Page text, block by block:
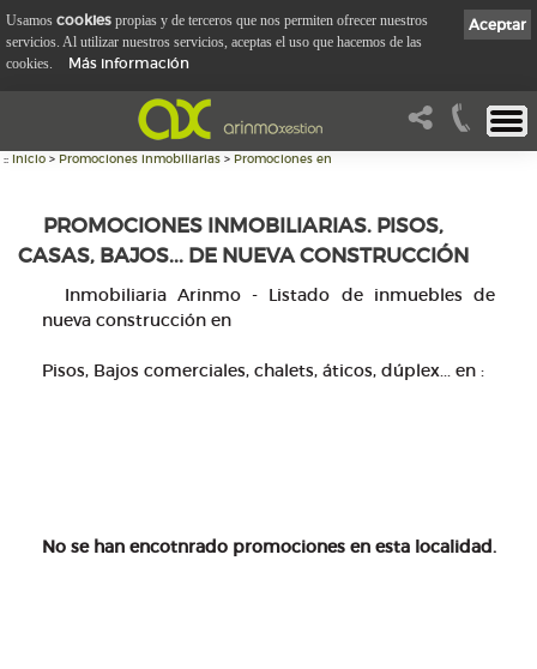
:: Inicio > Promociones inmobiliarias > Promociones en
PROMOCIONES INMOBILIARIAS. PISOS,
CASAS, BAJOS... DE NUEVA CONSTRUCCIÓN
Inmobiliaria Arinmo - Listado de inmuebles de
nueva construcción en
Pisos, Bajos comerciales, chalets, áticos, dúplex... en :
No se han encotnrado promociones en esta localidad.
Aceptar
Usamos cookies propias y de terceros que nos permiten ofrecer nuestros
servicios. Al utilizar nuestros servicios, aceptas el uso que hacemos de las
cookies.
Más información